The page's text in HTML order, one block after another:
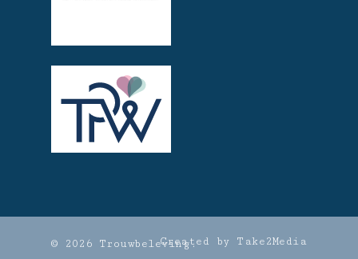
© 2026 Trouwbeleving.Created by Take2Media